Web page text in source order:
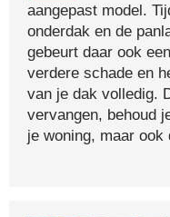
aangepast model.
onderdak en de
gebeurt daar ook
verdere schade en
van je dak volledig.
vervangen, behoud
je woning, maar